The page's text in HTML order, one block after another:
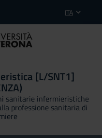
ITA
[L/SNT1]
sanitarie infermieristiche
professione sanitaria di